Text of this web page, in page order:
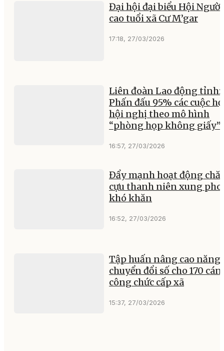
Đại hội đại biểu Hội Người
cao tuổi xã Cư M’gar
17:18, 27/03/2026
Liên đoàn Lao động tỉnh:
Phấn đấu 95% các cuộc
hội nghị theo mô hình
“phòng họp không giấy”
16:57, 27/03/2026
Đẩy mạnh hoạt động
cựu thanh niên xung
khó khăn
16:52, 27/03/2026
Tập huấn nâng cao năng
chuyển đổi số cho 170 cán
công chức cấp xã
15:37, 27/03/2026